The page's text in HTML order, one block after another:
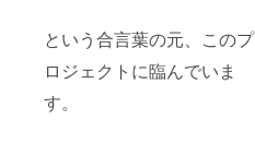
という合言葉の元、このプ
ロジェクトに臨んでいま
す。